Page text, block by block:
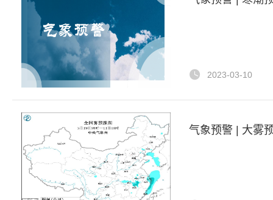
2023-03-10
气象预警 | 大雾